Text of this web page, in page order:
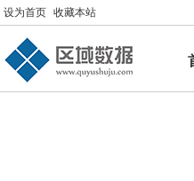
设为首页 收藏本站